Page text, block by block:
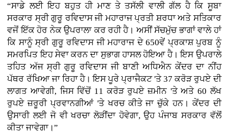
“ਸਾਡੇ ਲਈ ਇਹ ਬਹੁਤ ਹੀ ਮਾਣ ਤੇ ਤਸੱਲੀ ਵਾਲੀ ਗੱਲ ਹੈ ਕਿ ਸੂਬਾ
ਸਰਕਾਰ ਸ੍ਰੀ ਗੁਰੂ ਰਵਿਦਾਸ ਜੀ ਮਹਾਰਾਜ ਪ੍ਰਤੀ ਸ਼ਰਧਾ ਅਤੇ ਸਤਿਕਾਰ
ਵਜੋਂ ਇੱਕ ਹੋਰ ਨੇਕ ਉਪਰਾਲਾ ਕਰ ਰਹੀ ਹੈ। ਅਸੀਂ ਸੱਚਮੁੱਚ ਭਾਗਾਂ ਵਾਲੇ ਹਾਂ
ਕਿ ਸਾਨੂੰ ਸ੍ਰੀ ਗੁਰੂ ਰਵਿਦਾਸ ਜੀ ਮਹਾਰਾਜ ਦੇ 650ਵੇਂ ਪ੍ਰਕਾਸ਼ ਪੁਰਬ ਨੂੰ
ਸਮਰਪਿਤ ਇਹ ਸੇਵਾ ਕਰਨ ਦਾ ਸੁਭਾਗ ਹਾਸਲ ਹੋਇਆ ਹੈ। ਇਸ ਉਪਰਾਲੇ
ਤਹਿਤ ਅੱਜ ਸ੍ਰੀ ਗੁਰੂ ਰਵਿਦਾਸ ਜੀ ਬਾਣੀ ਅਧਿਐਨ ਕੇਂਦਰ ਦਾ ਨੀਂਹ
ਪੱਥਰ ਰੱਖਿਆ ਜਾ ਰਿਹਾ ਹੈ। ਇਸ ਪੂਰੇ ਪ੍ਰਾਜੈਕਟ 'ਤੇ 37 ਕਰੋੜ ਰੁਪਏ ਦੀ
ਲਾਗਤ ਆਵੇਗੀ, ਜਿਸ ਵਿੱਚੋਂ 11 ਕਰੋੜ ਰੁਪਏ ਜ਼ਮੀਨ 'ਤੇ ਅਤੇ 60 ਲੱਖ
ਰੁਪਏ ਜ਼ਰੂਰੀ ਪ੍ਰਵਾਨਗੀਆਂ 'ਤੇ ਖਰਚ ਕੀਤੇ ਜਾ ਚੁੱਕੇ ਹਨ। ਕੇਂਦਰ ਦੀ
ਉਸਾਰੀ ਲਈ ਜੋ ਵੀ ਖਰਚਾ ਲੋੜੀਂਦਾ ਹੋਵੇਗਾ, ਉਹ ਪੰਜਾਬ ਸਰਕਾਰ ਵੱਲੋਂ
ਕੀਤਾ ਜਾਵੇਗਾ।”